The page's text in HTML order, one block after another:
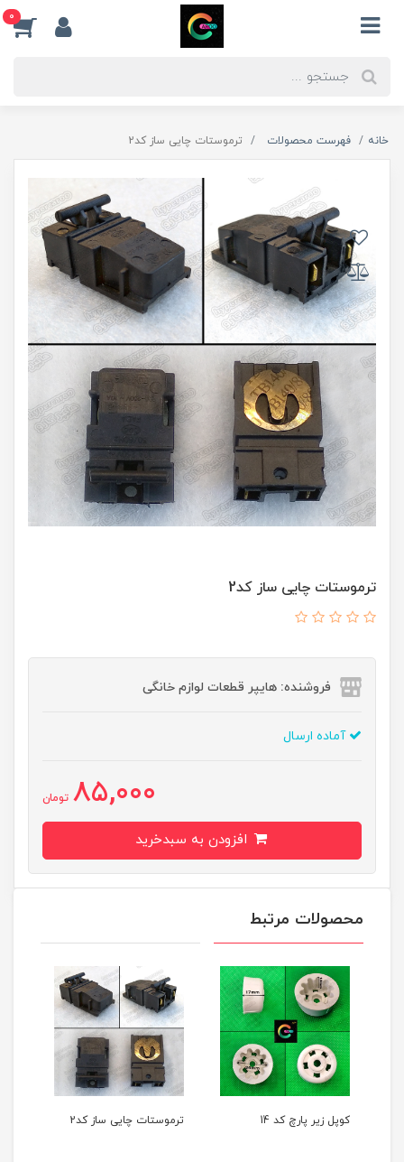
0
خانه فهرست محصولات ترموستات چایی ساز کد2
ترموستات چایی ساز کد2
فروشنده: هایپر قطعات لوازم خانگی
آماده ارسال
85,000 تومان
محصولات مرتبط
کوپل زیر پارچ کد 14 ترموستات چایی ساز کد2